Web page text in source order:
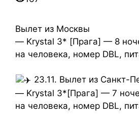
Вылет из Москвы
— Krystal 3* [Прага] — 8
на человека, номер DBL,
23.11. Вылет из Санкт-
— Krystal 3*[Прага] — 7
на человека, номер DBL,